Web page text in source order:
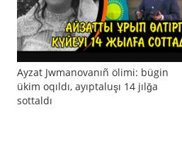
Ayzat Jwmanovanıñ ölimi: bügin
ükim oqıldı, ayıptaluşı 14 jılğa
sottaldı